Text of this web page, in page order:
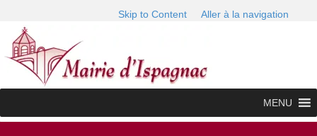
Skip to Content Aller à la navigation
MENU